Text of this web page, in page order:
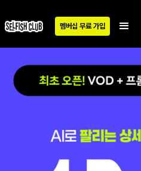
멤버십 무료 가입